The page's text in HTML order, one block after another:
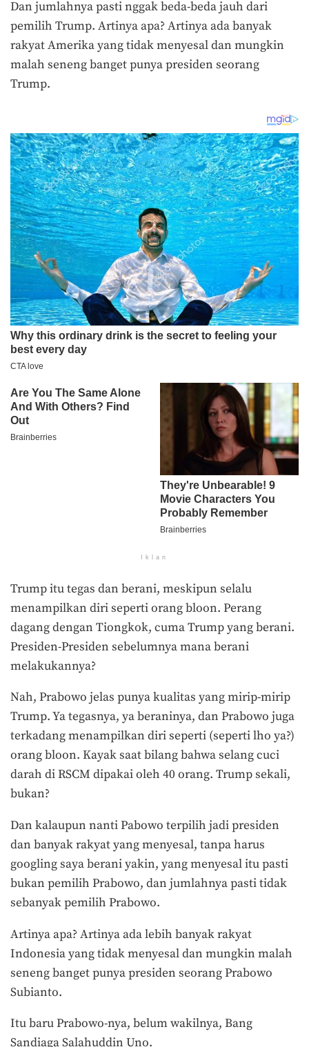
Dan jumlahnya pasti nggak beda-beda jauh dari
pemilih Trump. Artinya apa? Artinya ada banyak
rakyat Amerika yang tidak menyesal dan mungkin
malah seneng banget punya presiden seorang
Trump.
Iklan
Trump itu tegas dan berani, meskipun selalu
menampilkan diri seperti orang bloon. Perang
dagang dengan Tiongkok, cuma Trump yang berani.
Presiden-Presiden sebelumnya mana berani
melakukannya?
Nah, Prabowo jelas punya kualitas yang mirip-mirip
Trump. Ya tegasnya, ya beraninya, dan Prabowo juga
terkadang menampilkan diri seperti (seperti lho ya?)
orang bloon. Kayak saat bilang bahwa selang cuci
darah di RSCM dipakai oleh 40 orang. Trump sekali,
bukan?
Dan kalaupun nanti Pabowo terpilih jadi presiden
dan banyak rakyat yang menyesal, tanpa harus
googling saya berani yakin, yang menyesal itu pasti
bukan pemilih Prabowo, dan jumlahnya pasti tidak
sebanyak pemilih Prabowo.
Artinya apa? Artinya ada lebih banyak rakyat
Indonesia yang tidak menyesal dan mungkin malah
seneng banget punya presiden seorang Prabowo
Subianto.
Itu baru Prabowo-nya, belum wakilnya, Bang
Sandiaga Salahuddin Uno.